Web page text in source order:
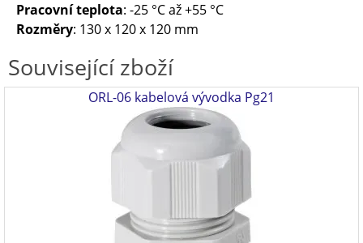
Pracovní teplota: -25 °C až +55 °C
Rozměry: 130 x 120 x 120 mm
Související zboží
ORL-06 kabelová vývodka Pg21